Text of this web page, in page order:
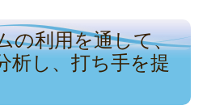
の利用を通して、
析し、打ち手を提